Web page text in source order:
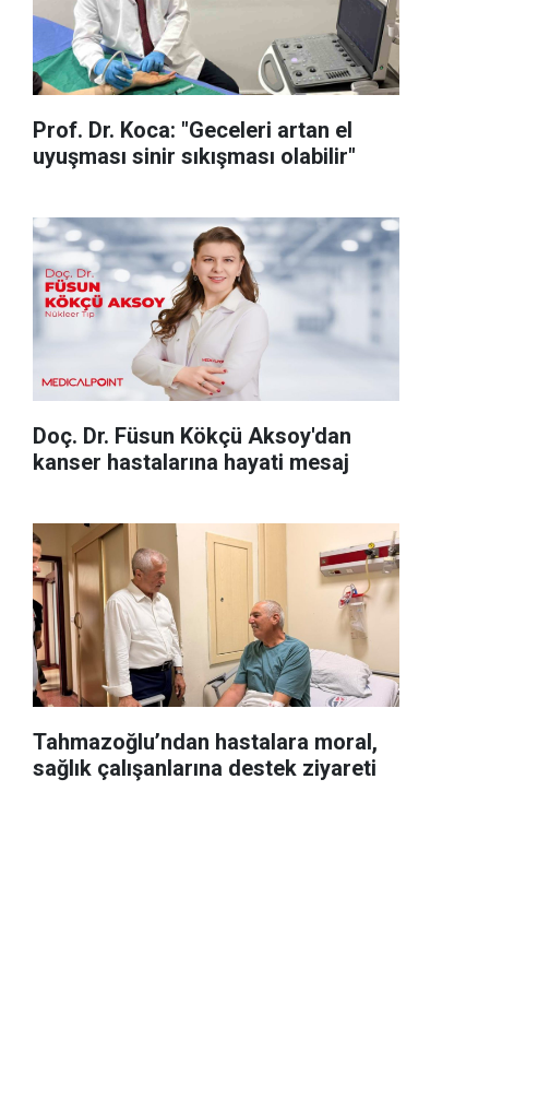
Prof. Dr. Koca: "Geceleri artan el
uyuşması sinir sıkışması olabilir"
Doç. Dr. Füsun Kökçü Aksoy'dan
kanser hastalarına hayati mesaj
Tahmazoğlu’ndan hastalara moral,
sağlık çalışanlarına destek ziyareti